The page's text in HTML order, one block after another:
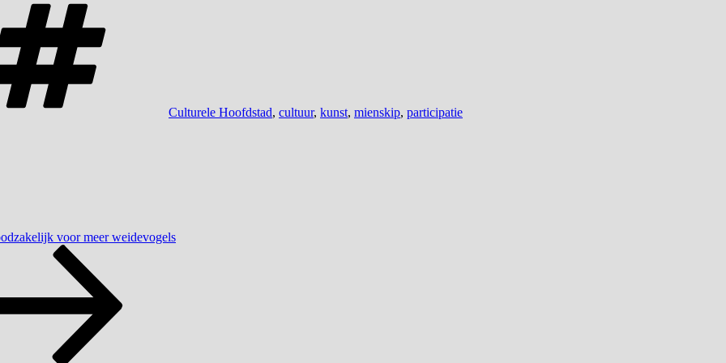
Culturele Hoofdstad, cultuur, kunst, mienskip, participatie
voor meer weidevogels